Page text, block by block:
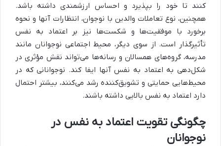
کنند تا خود را بپذیرد و احساس ارزشمندی داشته باشد.
همچنین، نوع تعاملات والدین با نوجوان، انتظارات آنها و نحوه
برخورد با موفقیت‌ها و شکست‌ها نیز بر اعتماد به نفس
تأثیرگذار است. از سوی دیگر، محیط اجتماعی نوجوانان مانند
مدرسه، گروه‌های همسالان و رسانه‌ها می‌تواند نقش مؤثری در
شکل‌دهی به اعتماد به نفس آنها ایفا کند. نوجوانانی که در
محیط‌هایی حمایتی و تشویق‌کننده رشد می‌کنند، بیشتر احتمال
دارد اعتماد به نفس بالایی داشته باشند.
چگونگی تقویت اعتماد به نفس در
نوجوانان